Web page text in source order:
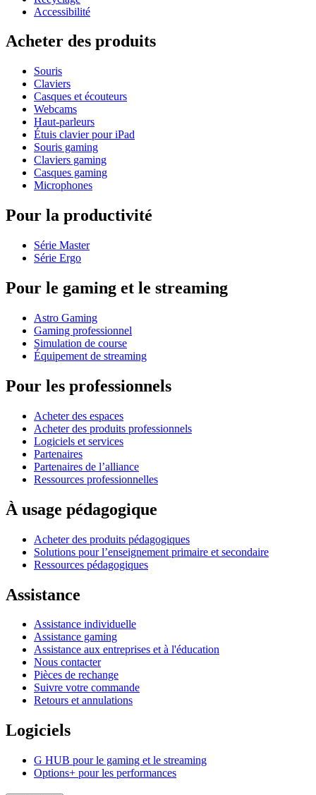
Accessibilité
Acheter des produits
Souris
Claviers
Casques et écouteurs
Webcams
Haut-parleurs
Étuis clavier pour iPad
Souris gaming
Claviers gaming
Casques gaming
Microphones
Pour la productivité
Série Master
Série Ergo
Pour le gaming et le streaming
Astro Gaming
Gaming professionnel
Simulation de course
Équipement de streaming
Pour les professionnels
Acheter des espaces
Acheter des produits professionnels
Logiciels et services
Partenaires
Partenaires de l’alliance
Ressources professionnelles
À usage pédagogique
Acheter des produits pédagogiques
Solutions pour l’enseignement primaire et secondaire
Ressources pédagogiques
Assistance
Assistance individuelle
Assistance gaming
Assistance aux entreprises et à l'éducation
Nous contacter
Pièces de rechange
Suivre votre commande
Retours et annulations
Logiciels
G HUB pour le gaming et le streaming
Options+ pour les performances